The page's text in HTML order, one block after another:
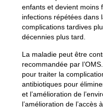
enfants et devient moins
infections répétées dans
complications tardives
décennies plus tard.
La maladie peut être
recommandée par
pour traiter la
antibiotiques pour
et l’amélioration de
l’amélioration de l’accès